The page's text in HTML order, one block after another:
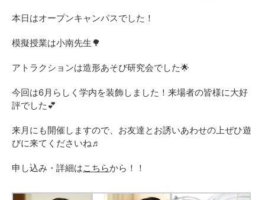
本日はオープンキャンパスでした！
模擬授業は小南先生🌳
アトラクションは造形あそび研究会でした🌟
今回は6月らしく学内を装飾しました！来場者の皆様に大好
評でした💕
来月にも開催しますので、お友達とお誘いあわせの上ぜひ遊
びに来てくださいね♬
申し込み・詳細はこちらから！！